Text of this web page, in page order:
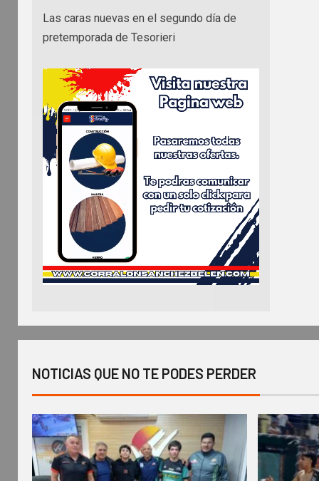
Las caras nuevas en el segundo día de
pretemporada de Tesorieri
NOTICIAS QUE NO TE PODES PERDER